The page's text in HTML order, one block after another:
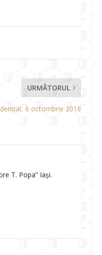
URMĂTORUL
6 octombrie 2018
T. Popa” Iași.